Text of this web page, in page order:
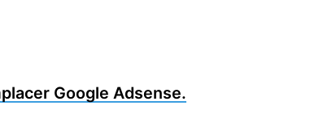
Google Adsense.